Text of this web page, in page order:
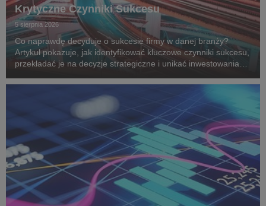
Krytyczne Czynniki Sukcesu
5 sierpnia 2026
Co naprawdę decyduje o sukcesie firmy w danej branży?
Artykuł pokazuje, jak identyfikować kluczowe czynniki sukcesu,
przekładać je na decyzje strategiczne i unikać inwestowania
konkurencyjnej. Analizę uzupełnia case study Bu...